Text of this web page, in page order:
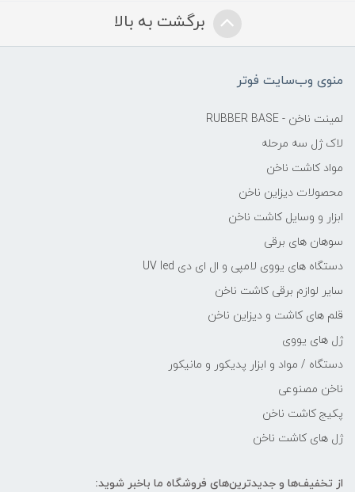
برگشت به بالا
منوی وب‌سایت فوتر
لمینت ناخن - RUBBER BASE
لاک ژل سه مرحله
مواد کاشت ناخن
محصولات دیزاین ناخن
ابزار و وسایل کاشت ناخن
سوهان های برقی
دستگاه های یووی لامپی و ال ای دی UV led
سایر لوازم برقی کاشت ناخن
قلم های کاشت و دیزاین ناخن
ژل های یووی
دستگاه / مواد و ابزار پدیکور و مانیکور
ناخن مصنوعی
پکیج کاشت ناخن
ژل های کاشت ناخن
از تخفیف‌ها و جدیدترین‌های فروشگاه ما باخبر شوید: